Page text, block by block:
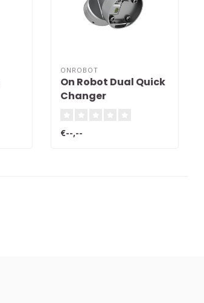
ONROBOT
On Robot Dual Quick
Changer
€--,--